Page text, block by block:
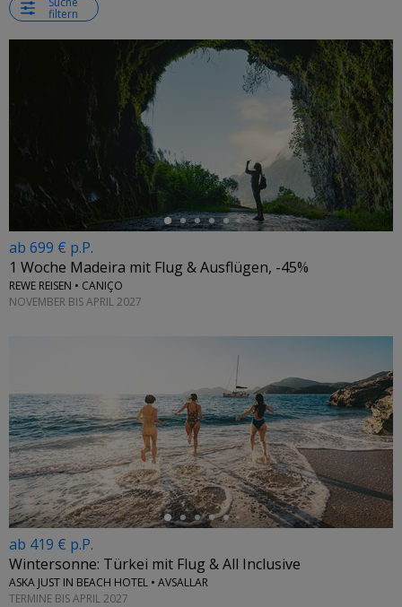
filtern
ab 699 € p.P.
1 Woche Madeira mit Flug & Ausflügen, -45%
REWE REISEN • CANIÇO
NOVEMBER BIS APRIL 2027
←
ab 419 € p.P.
Wintersonne: Türkei mit Flug & All Inclusive
ASKA JUST IN BEACH HOTEL • AVSALLAR
TERMINE BIS APRIL 2027